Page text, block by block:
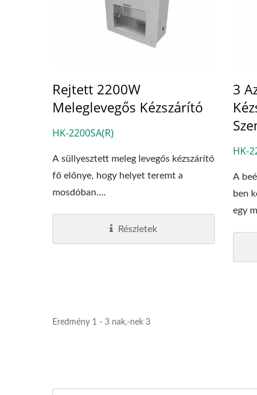
Rejtett 2200W
Meleglevegős Kézszárító
HK-2200SA(R)
A süllyesztett meleg levegős kézszárító
fő előnye, hogy helyet teremt a
mosdóban....
Részletek
3
HK-
A
ben
egy
Eredmény 1 - 3 nak,-nek 3
EcoHygiene Nagy Sebességű
Kézszárító